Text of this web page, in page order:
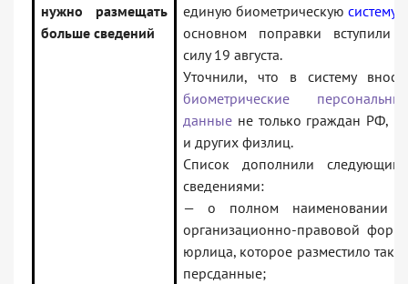
нужно размещать
больше сведений
единую биометрическую систему
основном поправки вступили
силу 19 августа.
Уточнили, что в систему
биометрические
данные не только граждан РФ,
и других физлиц.
Список дополнили
сведениями:
— о полном наименовании
организационно-правовой
юрлица, которое разместило
персданные;